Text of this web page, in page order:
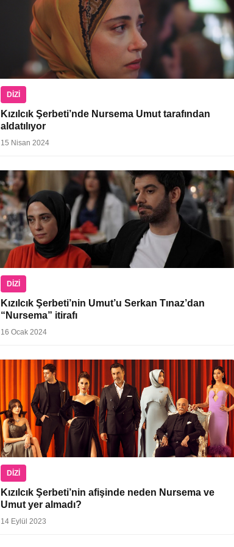
DIZI
Kızılcık Şerbeti’nde Nursema Umut tarafından
aldatılıyor
15 Nisan 2024
DIZI
Kızılcık Şerbeti’nin Umut’u Serkan Tınaz’dan
“Nursema” itirafı
16 Ocak 2024
DIZI
Kızılcık Şerbeti’nin afişinde neden Nursema ve
Umut yer almadı?
14 Eylül 2023